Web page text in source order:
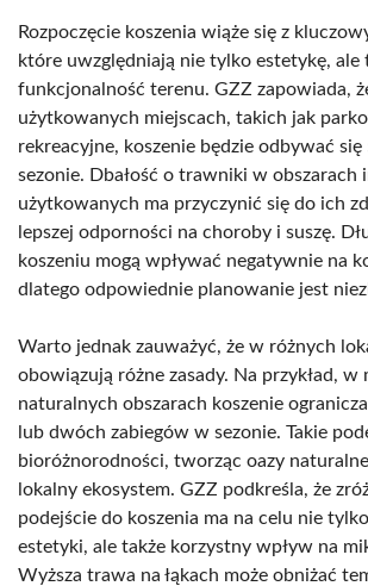
Rozpoczęcie koszenia wiąże się z
które uwzględniają nie tylko estetykę, ale
funkcjonalność terenu. GZZ zapowiada,
użytkowanych miejscach, takich jak
rekreacyjne, koszenie będzie odbywać
sezonie. Dbałość o trawniki w obszarach
użytkowanych ma przyczynić się do ich
lepszej odporności na choroby i suszę.
koszeniu mogą wpływać negatywnie na
dlatego odpowiednie planowanie jest
Warto jednak zauważyć, że w różnych
obowiązują różne zasady. Na przykład, w
naturalnych obszarach koszenie
lub dwóch zabiegów w sezonie. Takie
bioróżnorodności, tworząc oazy
lokalny ekosystem. GZZ podkreśla, że
podejście do koszenia ma na celu nie
estetyki, ale także korzystny wpływ na
Wyższa trawa na łąkach może obniżać